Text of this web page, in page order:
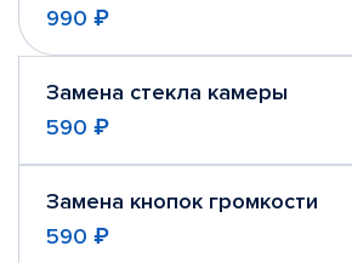
990 ₽
Замена стекла камеры
590 ₽
Замена кнопок громкости
590 ₽